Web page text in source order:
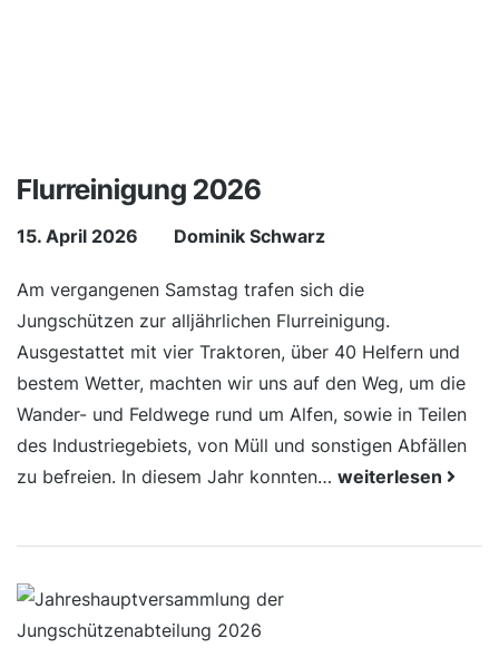
Flurreinigung 2026
15. April 2026 Dominik Schwarz
Am vergangenen Samstag trafen sich die
Jungschützen zur alljährlichen Flurreinigung.
Ausgestattet mit vier Traktoren, über 40 Helfern und
bestem Wetter, machten wir uns auf den Weg, um die
Wander- und Feldwege rund um Alfen, sowie in Teilen
des Industriegebiets, von Müll und sonstigen Abfällen
zu befreien. In diesem Jahr konnten… weiterlesen